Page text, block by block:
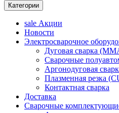
Категории
sale Акции
Новости
Электросварочное
Дуговая сварка
Сварочные
Аргонодуговая
Плазменная резка
Контактная сварка
Доставка
Сварочные